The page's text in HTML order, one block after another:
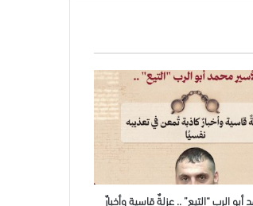
أبو الرب “التيع” .. عزلةٌ قاسية وأخبارٌ